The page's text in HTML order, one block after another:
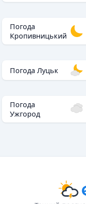
Погода
Кропивницький
Погода Луцьк
Погода
Ужгород